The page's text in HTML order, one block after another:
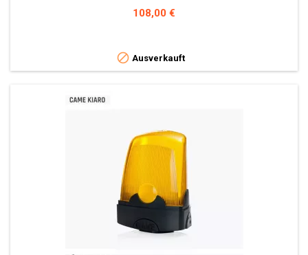
Preis
108,00 €
 Ausverkauft